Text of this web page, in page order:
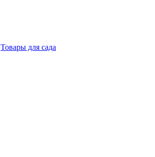
Товары для сада